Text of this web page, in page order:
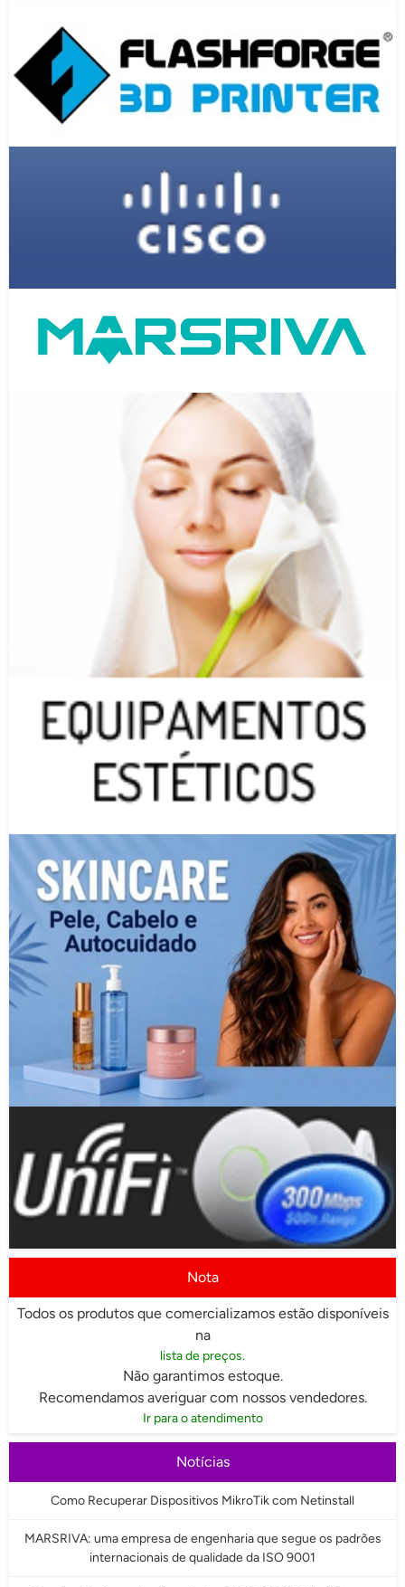
Nota
Todos os produtos que comercializamos estão disponíveis
na
lista de preços.
Não garantimos estoque.
Recomendamos averiguar com nossos vendedores.
Ir para o atendimento
Notícias
Como Recuperar Dispositivos MikroTik com Netinstall
MARSRIVA: uma empresa de engenharia que segue os padrões
internacionais de qualidade da ISO 9001